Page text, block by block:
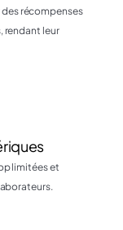
récompenses
rendant leur
limitées et